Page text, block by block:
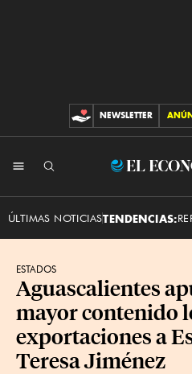
CONTRIBUCIONES
NEWSLETTER
El
ÚLTIMAS NOTICIASTENDENCIAS:
ESTADOS
Aguascalientes
mayor contenido
exportaciones a
Teresa Jiménez